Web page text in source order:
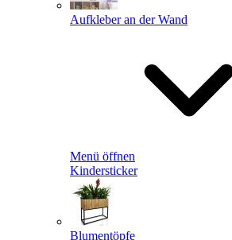
Aufkleber an der Wand
Menü öffnen
Kindersticker
Blumentöpfe